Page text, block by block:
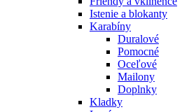
Istenie a blokanty
Karabíny
Duralové
Pomocné
Oceľové
Mailony
Doplnky
Kladky